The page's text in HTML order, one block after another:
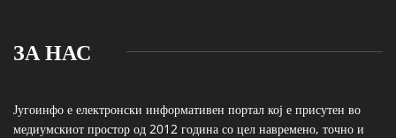
ЗА НАС
Југоинфо е електронски информативен портал кој е присутен во
медиумскиот простор од 2012 година со цел навремено, точно и